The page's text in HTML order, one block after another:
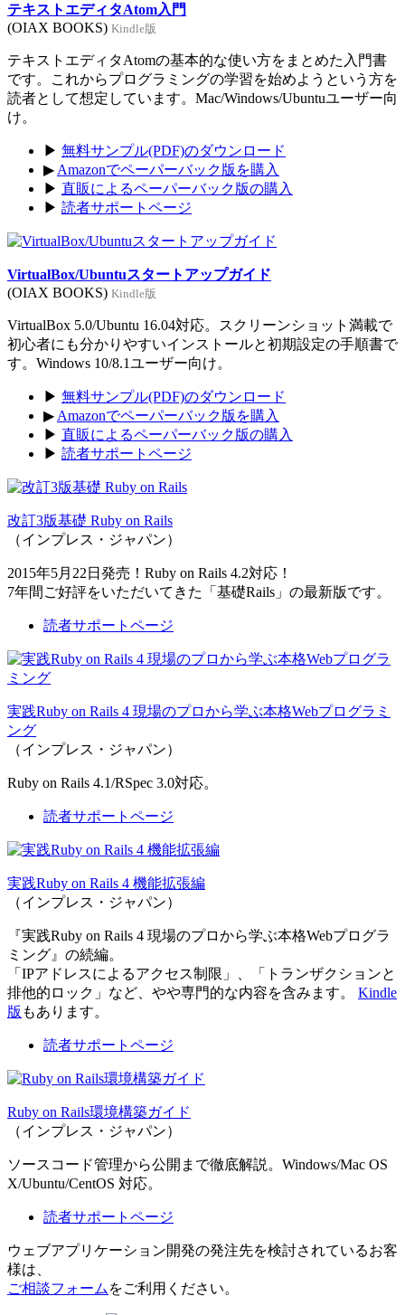
テキストエディタAtom入門
(OIAX BOOKS) Kindle版
テキストエディタAtomの基本的な使い方をまとめた入門書
です。これからプログラミングの学習を始めようという方を
読者として想定しています。Mac/Windows/Ubuntuユーザー向
け。
▶ 無料サンプル(PDF)のダウンロード
▶ Amazonでペーパーバック版を購入
▶ 直販によるペーパーバック版の購入
▶ 読者サポートページ
VirtualBox/Ubuntuスタートアップガイド
(OIAX BOOKS) Kindle版
VirtualBox 5.0/Ubuntu 16.04対応。スクリーンショット満載で
初心者にも分かりやすいインストールと初期設定の手順書で
す。Windows 10/8.1ユーザー向け。
▶ 無料サンプル(PDF)のダウンロード
▶ Amazonでペーパーバック版を購入
▶ 直販によるペーパーバック版の購入
▶ 読者サポートページ
改訂3版基礎 Ruby on Rails
（インプレス・ジャパン）
2015年5月22日発売！Ruby on Rails 4.2対応！
7年間ご好評をいただいてきた「基礎Rails」の最新版です。
読者サポートページ
実践Ruby on Rails 4 現場のプロから学ぶ本格Webプログラミ
ング
（インプレス・ジャパン）
Ruby on Rails 4.1/RSpec 3.0対応。
読者サポートページ
実践Ruby on Rails 4 機能拡張編
（インプレス・ジャパン）
『実践Ruby on Rails 4 現場のプロから学ぶ本格Webプログラ
ミング』の続編。
「IPアドレスによるアクセス制限」、「トランザクションと
排他的ロック」など、やや専門的な内容を含みます。 Kindle
版 もあります。
読者サポートページ
Ruby on Rails環境構築ガイド
（インプレス・ジャパン）
ソースコード管理から公開まで徹底解説。Windows/Mac OS
X/Ubuntu/CentOS 対応。
読者サポートページ
ウェブアプリケーション開発の発注先を検討されているお客
様は、
ご相談フォーム をご利用ください。